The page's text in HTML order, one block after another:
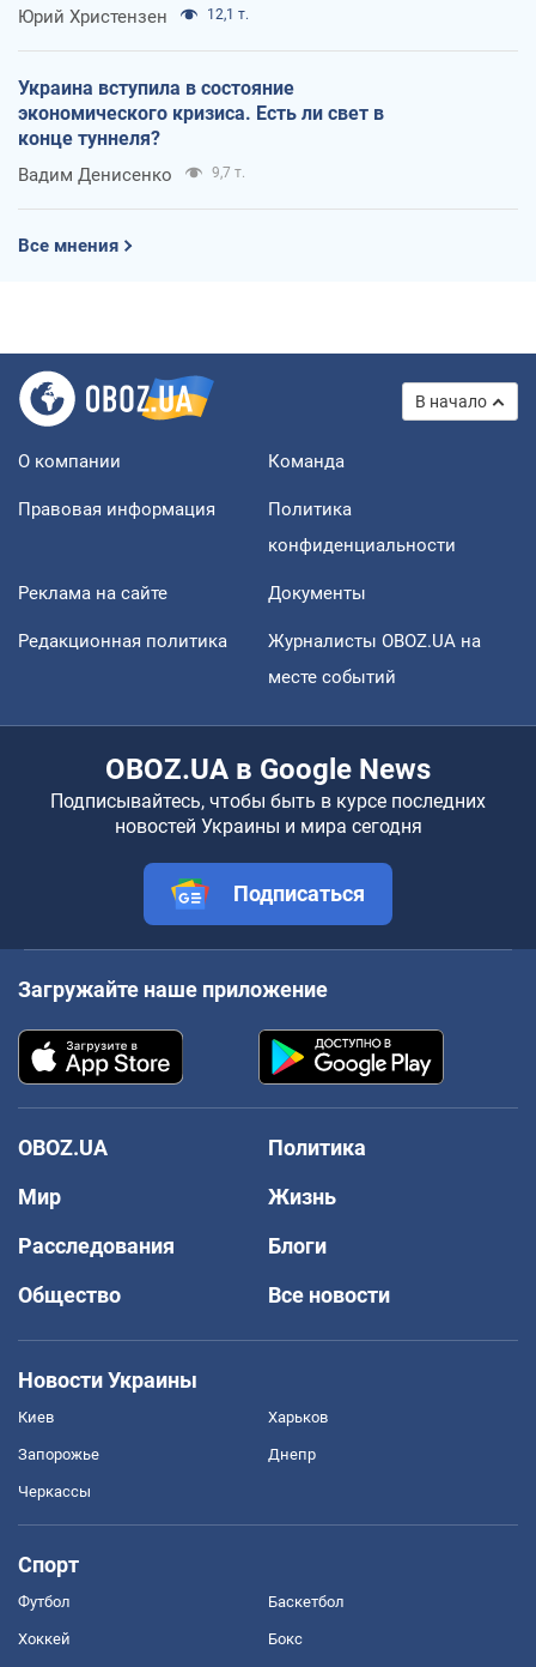
Юрий Христензен 12,1 т.
Украина вступила в состояние
экономического кризиса. Есть ли свет в
конце туннеля?
Вадим Денисенко 9,7 т.
Все мнения
В начало
О компании Команда
Правовая информация
Политика
конфиденциальности
Реклама на сайте Документы
Редакционная политика
Журналисты OBOZ.UA на
месте событий
OBOZ.UA в Google News
Подписывайтесь, чтобы быть в курсе последних
новостей Украины и мира сегодня
Подписаться
Загружайте наше приложение
OBOZ.UA
Политика
Мир
Жизнь
Расследования
Блоги
Общество
Все новости
Новости Украины
Киев Харьков
Запорожье Днепр
Черкассы
Спорт
Футбол Баскетбол
Хоккей Бокс